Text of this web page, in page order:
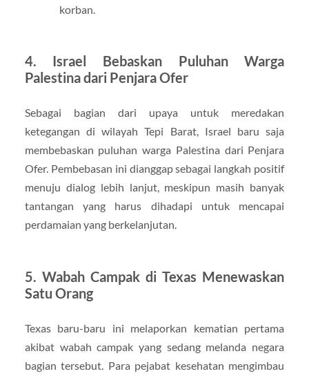
korban.
4. Israel Bebaskan Puluhan Warga
Palestina dari Penjara Ofer
Sebagai bagian dari upaya untuk meredakan
ketegangan di wilayah Tepi Barat, Israel baru saja
membebaskan puluhan warga Palestina dari Penjara
Ofer. Pembebasan ini dianggap sebagai langkah positif
menuju dialog lebih lanjut, meskipun masih banyak
tantangan yang harus dihadapi untuk mencapai
perdamaian yang berkelanjutan.
5. Wabah Campak di Texas Menewaskan
Satu Orang
Texas baru-baru ini melaporkan kematian pertama
akibat wabah campak yang sedang melanda negara
bagian tersebut. Para pejabat kesehatan mengimbau